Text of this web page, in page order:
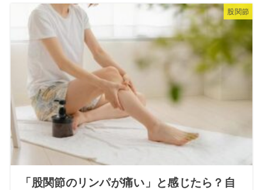
股関節
「股関節のリンパが痛い」と感じたら？自